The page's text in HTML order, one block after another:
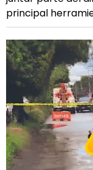
principal